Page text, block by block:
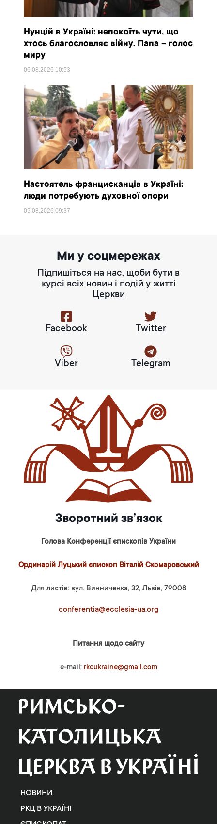
Нунцій в Україні: непокоїть чути, що
хтось благословляє війну. Папа – голос
миру
06.08.2026 10:53
Настоятель францисканців в Україні:
люди потребують духовної опори
05.08.202609:37
Ми у соцмережах
Підпишіться на нас, щоби бути в
курсі всіх новин і подій у житті
Церкви
Facebook Twitter
Viber Telegram
Зворотний зв’язок
Голова Конференції єпископів України
Ординарій Луцький єпископ Віталій Скомаровський
Для листів: вул. Винниченка, 32, Львів, 79008
conferentia@ecclesia-ua.org
Питання щодо сайту
e-mail: rkcukraine@gmail.com
НОВИНИ
РКЦ В УКРАЇНІ